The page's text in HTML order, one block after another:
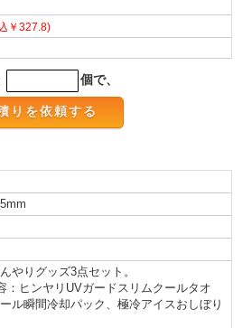
￥327.8)
個で、
やりグッズ3点セット。
：ヒンヤリUVガードスリムクールタオ
ル瞬間冷却パック、極冷アイスおしぼり